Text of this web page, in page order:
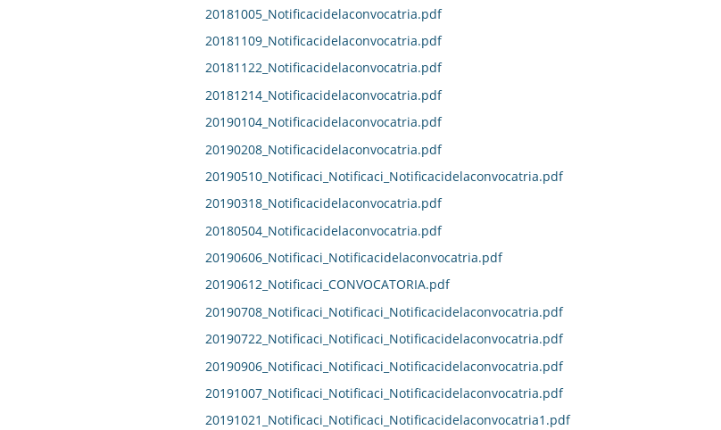
20181005_Notificacidelaconvocatria.pdf
20181109_Notificacidelaconvocatria.pdf
20181122_Notificacidelaconvocatria.pdf
20181214_Notificacidelaconvocatria.pdf
20190104_Notificacidelaconvocatria.pdf
20190208_Notificacidelaconvocatria.pdf
20190510_Notificaci_Notificaci_Notificacidelaconvocatria.pdf
20190318_Notificacidelaconvocatria.pdf
20180504_Notificacidelaconvocatria.pdf
20190606_Notificaci_Notificacidelaconvocatria.pdf
20190612_Notificaci_CONVOCATORIA.pdf
20190708_Notificaci_Notificaci_Notificacidelaconvocatria.pdf
20190722_Notificaci_Notificaci_Notificacidelaconvocatria.pdf
20190906_Notificaci_Notificaci_Notificacidelaconvocatria.pdf
20191007_Notificaci_Notificaci_Notificacidelaconvocatria.pdf
20191021_Notificaci_Notificaci_Notificacidelaconvocatria1.pdf